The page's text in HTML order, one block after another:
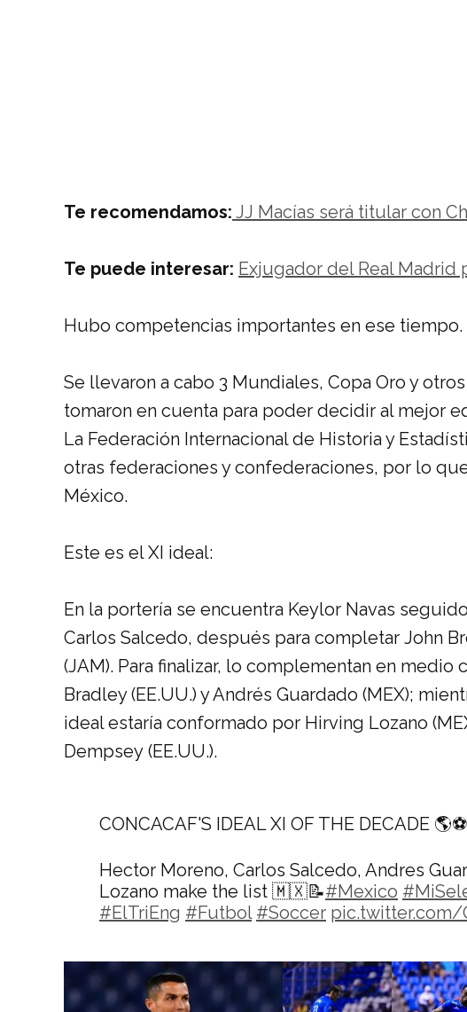
Te recomendamos: JJ Macías será titular con
Te puede interesar: Exjugador del Real Madrid
Hubo competencias importantes en ese tiempo.
Se llevaron a cabo 3 Mundiales, Copa Oro y
tomaron en cuenta para poder decidir al mejor
La Federación Internacional de Historia y
otras federaciones y confederaciones, por lo
México.
Este es el XI ideal:
En la portería se encuentra Keylor Navas
Carlos Salcedo, después para completar John
(JAM). Para finalizar, lo complementan en medio
Bradley (EE.UU.) y Andrés Guardado (MEX);
ideal estaría conformado por Hirving Lozano
Dempsey (EE.UU.).
CONCACAF'S IDEAL XI OF THE DECADE 🌎⚽
Hector Moreno, Carlos Salcedo, Andres
Lozano make the list 🇲🇽📝#Mexico
#ElTriEng #Futbol #Soccer pic.twitter.com/